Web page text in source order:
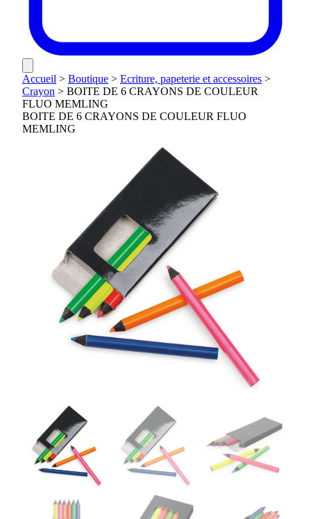
Accueil > Boutique > Ecriture, papeterie et accessoires >
Crayon > BOITE DE 6 CRAYONS DE COULEUR
FLUO MEMLING
BOITE DE 6 CRAYONS DE COULEUR FLUO
MEMLING